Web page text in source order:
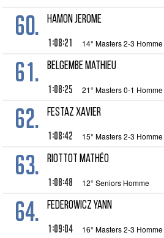
60. HAMON Jerome
1:08:21 14° Masters 2-3 Homme
61. BELGEMBE Mathieu
1:08:25 21° Masters 0-1 Homme
62. FESTAZ Xavier
1:08:42 15° Masters 2-3 Homme
63. RIOTTOT Mathéo
1:08:48 12° Seniors Homme
64. FEDEROWICZ Yann
1:09:04 16° Masters 2-3 Homme